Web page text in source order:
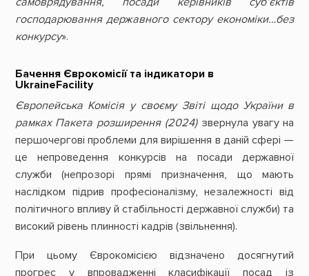
господарювання державного сектору економіки…без
конкурсу».
Бачення Єврокомісії та індикатори в
UkraineFacility
Європейська Комісія у своєму Звіті щодо України в
рамках Пакета розширення (2024) звернула увагу на
першочергові проблеми для вирішення в даній сфері —
це непроведення конкурсів на посади державної
служби (непрозорі прямі призначення, що мають
наслідком підрив професіоналізму, незалежності від
політичного впливу й стабільності державної служби) та
високий рівень плинності кадрів (звільнення).
При цьому Єврокомісією відзначено досягнутий
прогрес у впровадженні класифікації посад із